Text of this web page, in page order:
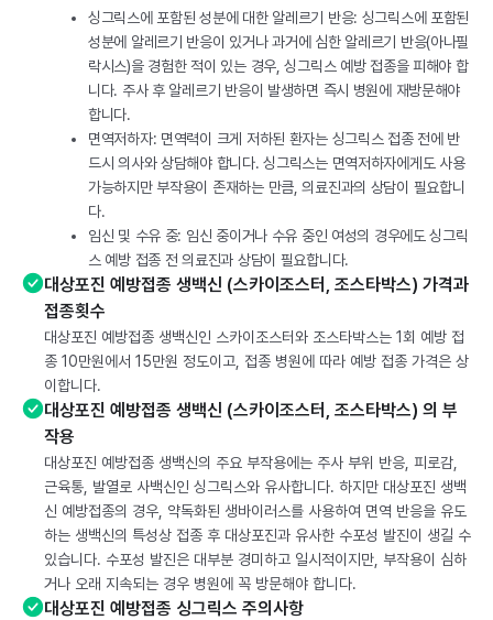
싱그릭스에 포함된 성분에 대한 알레르기 반응: 싱그릭스에 포함된
성분에 알레르기 반응이 있거나 과거에 심한 알레르기 반응(아나필
락시스)을 경험한 적이 있는 경우, 싱그릭스 예방 접종을 피해야 합
니다. 주사 후 알레르기 반응이 발생하면 즉시 병원에 재방문해야
합니다.
면역저하자: 면역력이 크게 저하된 환자는 싱그릭스 접종 전에 반
드시 의사와 상담해야 합니다. 싱그릭스는 면역저하자에게도 사용
가능하지만 부작용이 존재하는 만큼, 의료진과의 상담이 필요합니
다.
임신 및 수유 중: 임신 중이거나 수유 중인 여성의 경우에도 싱그릭
스 예방 접종 전 의료진과 상담이 필요합니다.
대상포진 예방접종 생백신 (스카이조스터, 조스타박스) 가격과
접종횟수
대상포진 예방접종 생백신인 스카이조스터와 조스타박스는 1회 예방 접
종 10만원에서 15만원 정도이고, 접종 병원에 따라 예방 접종 가격은 상
이합니다.
대상포진 예방접종 생백신 (스카이조스터, 조스타박스) 의 부
작용
대상포진 예방접종 생백신의 주요 부작용에는 주사 부위 반응, 피로감,
근육통, 발열로 사백신인 싱그릭스와 유사합니다. 하지만 대상포진 생백
신 예방접종의 경우, 약독화된 생바이러스를 사용하여 면역 반응을 유도
하는 생백신의 특성상 접종 후 대상포진과 유사한 수포성 발진이 생길 수
있습니다. 수포성 발진은 대부분 경미하고 일시적이지만, 부작용이 심하
거나 오래 지속되는 경우 병원에 꼭 방문해야 합니다.
대상포진 예방접종 싱그릭스 주의사항